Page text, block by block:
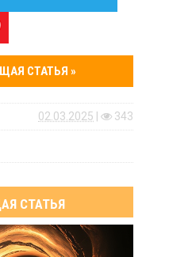
СТАТЬЯ »
02.03.2025 343
СТАТЬЯ